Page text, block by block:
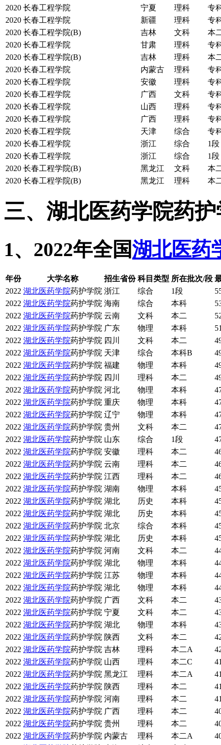
2020 长春工程学院 宁夏 理科
专
2020 长春工程学院 新疆 理科
专
2020 长春工程学院(B) 吉林 文科
本
2020 长春工程学院 甘肃 理科
专
2020 长春工程学院(B) 吉林 理科
本
2020 长春工程学院 内蒙古 理科
专
2020 长春工程学院 安徽 理科
专
2020 长春工程学院 广西 文科
专
2020 长春工程学院 山西 理科
专
2020 长春工程学院 广西 理科
专
2020 长春工程学院 天津 综合
专
2020 长春工程学院 浙江 综合
1段
2020 长春工程学院 浙江 综合
1段
2020 长春工程学院(B) 黑龙江 文科
本
2020 长春工程学院(B) 黑龙江 理科 本
三、湖北医药学院药
1、2022年全国湖北医药
年份 大学名称 招生省份 科目类型 所在批次/段
2022 湖北医药学院药护学院 浙江 综合 1段
2022 湖北医药学院药护学院 海南 综合 本科
2022 湖北医药学院药护学院 云南 文科 本二
2022 湖北医药学院药护学院 广东 物理 本科
2022 湖北医药学院药护学院 四川 文科 本二
2022 湖北医药学院药护学院 天津 综合 本科B
2022 湖北医药学院药护学院 福建 物理 本科
2022 湖北医药学院药护学院 四川 理科 本二
2022 湖北医药学院药护学院 河北 物理 本科
2022 湖北医药学院药护学院 重庆 物理 本科
2022 湖北医药学院药护学院 辽宁 物理 本科
2022 湖北医药学院药护学院 贵州 文科 本二
2022 湖北医药学院药护学院 山东 综合 1段
2022 湖北医药学院药护学院 安徽 理科 本二
2022 湖北医药学院药护学院 云南 理科 本二
2022 湖北医药学院药护学院 江西 理科 本二
2022 湖北医药学院药护学院 湖南 物理 本科
2022 湖北医药学院药护学院 湖北 历史 本科
2022 湖北医药学院药护学院 湖北 历史 本科
2022 湖北医药学院药护学院 北京 综合 本科
2022 湖北医药学院药护学院 湖北 历史 本科
2022 湖北医药学院药护学院 河南 文科 本二
2022 湖北医药学院药护学院 湖北 物理 本科
2022 湖北医药学院药护学院 江苏 物理 本科
2022 湖北医药学院药护学院 湖北 物理 本科
2022 湖北医药学院药护学院 广西 文科 本二
2022 湖北医药学院药护学院 宁夏 文科 本二
2022 湖北医药学院药护学院 湖北 物理 本科
2022 湖北医药学院药护学院 陕西 文科 本二
2022 湖北医药学院药护学院 吉林 理科 本二A
2022 湖北医药学院药护学院 山西 理科 本二C
2022 湖北医药学院药护学院 黑龙江 理科 本二A
2022 湖北医药学院药护学院 陕西 理科 本二
2022 湖北医药学院药护学院 河南 理科 本二
2022 湖北医药学院药护学院 广西 理科 本二
2022 湖北医药学院药护学院 贵州 理科 本二
2022 湖北医药学院药护学院 内蒙古 理科 本二A